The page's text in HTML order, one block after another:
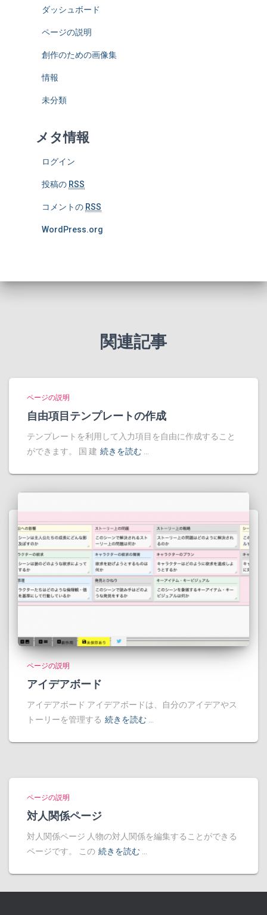
ダッシュボード
ページの説明
創作のための画像集
情報
未分類
メタ情報
ログイン
投稿の RSS
コメントの RSS
WordPress.org
関連記事
ページの説明
自由項目テンプレートの作成
テンプレートを利用して入力項目を自由に作成すること
ができます。 国 建 続きを読む …
ページの説明
アイデアボード
アイデアボード アイデアボードは、自分のアイデアやス
トーリーを管理する 続きを読む …
ページの説明
対人関係ページ
対人関係ページ 人物の対人関係を編集することができる
ページです。 この 続きを読む …